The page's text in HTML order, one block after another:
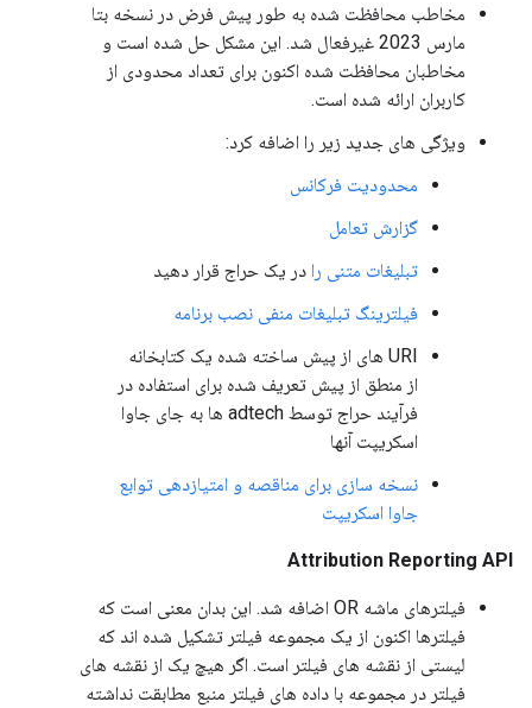
مخاطب محافظت شده به طور پیش فرض در نسخه بتا
مارس 2023 غیرفعال شد. این مشکل حل شده است و
مخاطبان محافظت شده اکنون برای تعداد محدودی از
کاربران ارائه شده است.
ویژگی های جدید زیر را اضافه کرد:
محدودیت فرکانس
گزارش تعامل
تبلیغات متنی را در یک حراج قرار دهید
فیلترینگ تبلیغات منفی نصب برنامه
URI های از پیش ساخته شده یک کتابخانه
از منطق از پیش تعریف شده برای استفاده در
فرآیند حراج توسط adtech ها به جای جاوا
اسکریپت آنها
نسخه سازی برای مناقصه و امتیازدهی توابع
جاوا اسکریپت
Attribution Reporting API
فیلترهای ماشه OR اضافه شد. این بدان معنی است که
فیلترها اکنون از یک مجموعه فیلتر تشکیل شده اند که
لیستی از نقشه های فیلتر است. اگر هیچ یک از نقشه های
فیلتر در مجموعه با داده های فیلتر منبع مطابقت نداشته